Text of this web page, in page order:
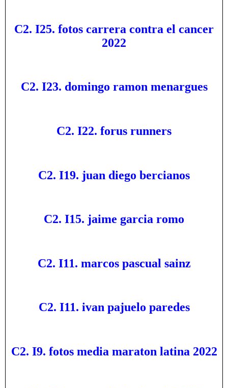
C2. I25. fotos carrera contra el cancer
2022
C2. I23. domingo ramon menargues
C2. I22. forus runners
C2. I19. juan diego bercianos
C2. I15. jaime garcia romo
C2. I11. marcos pascual sainz
C2. I11. ivan pajuelo paredes
C2. I9. fotos media maraton latina 2022